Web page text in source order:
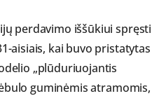
perdavimo iššūkiui spręsti
aisiais, kai buvo pristatytas
„plūduriuojantis
guminėmis atramomis,